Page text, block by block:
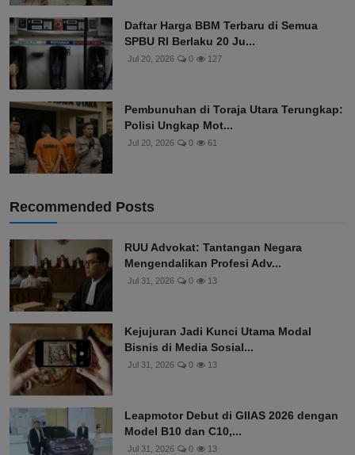
Daftar Harga BBM Terbaru di Semua
SPBU RI Berlaku 20 Ju...
Jul 20, 2026 0 127
Pembunuhan di Toraja Utara Terungkap:
Polisi Ungkap Mot...
Jul 20, 2026 0 61
Recommended Posts
RUU Advokat: Tantangan Negara
Mengendalikan Profesi Adv...
Jul 31, 2026 0 13
Kejujuran Jadi Kunci Utama Modal
Bisnis di Media Sosial...
Jul 31, 2026 0 13
Leapmotor Debut di GIIAS 2026 dengan
Model B10 dan C10,...
Jul 31, 2026 0 13